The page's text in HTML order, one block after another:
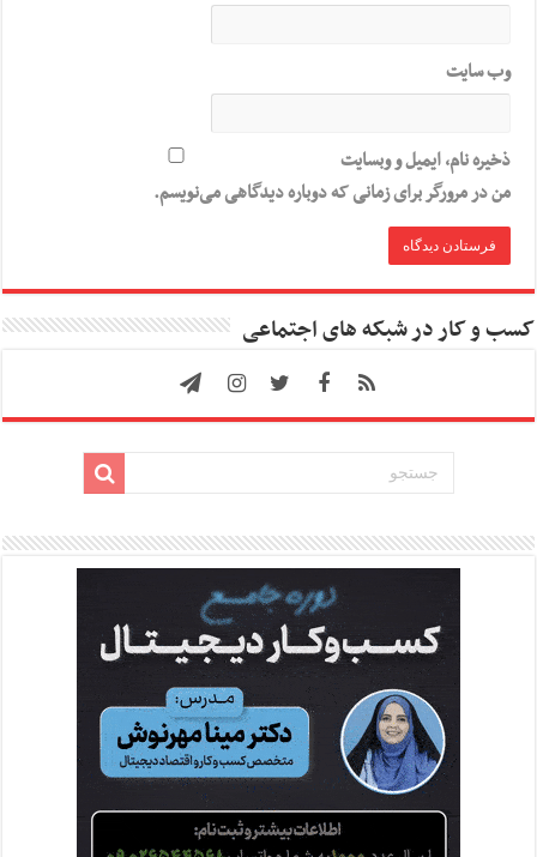
وب‌ سایت
ذخیره نام، ایمیل و وبسایت
من در مرورگر برای زمانی که دوباره دیدگاهی می‌نویسم.
کسب و کار در شبکه های اجتماعی